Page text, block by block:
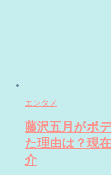
エンタメ
藤沢五月がボ
た理由は？現
介